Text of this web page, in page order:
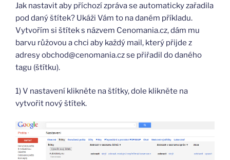
Jak nastavit aby příchozí zpráva se automaticky zařadila
pod daný štítek? Ukáži Vám to na daném příkladu.
Vytvořím si štítek s názvem Cenomania.cz, dám mu
barvu růžovou a chci aby každý mail, který přijde z
adresy obchod@cenomania.cz se přiřadil do daného
tagu (štítku).
1) V nastavení klikněte na štítky, dole klikněte na
vytvořit nový štítek.